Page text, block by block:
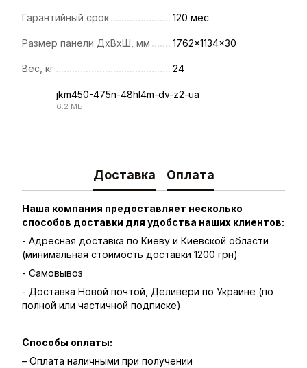
Гарантийный срок 120 мес
Размер панели ДхВхШ, мм 1762x1134x30
Вес, кг 24
jkm450-475n-48hl4m-dv-z2-ua
6.2 МБ
Доставка Оплата
Наша компания предоставляет несколько
способов доставки для удобства наших клиентов:
- Адресная доставка по Киеву и Киевской области
(минимальная стоимость доставки 1200 грн)
- Самовывоз
- Доставка Новой почтой, Деливери по Украине (по
полной или частичной подписке)
Способы оплаты:
– Оплата наличными при получении